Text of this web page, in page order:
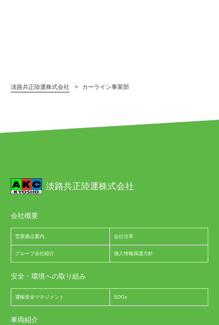
淡路共正陸運株式会社 カーライン事業部
淡路共正陸運株式会社
会社概要
営業拠点案内 会社沿革
グループ会社紹介 個人情報保護方針
安全・環境への取り組み
運輸安全マネジメント SDGs
車両紹介